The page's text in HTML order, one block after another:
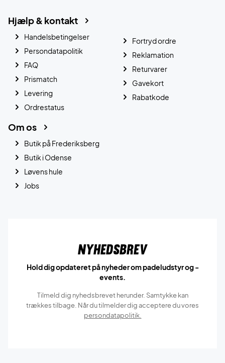
Hjælp & kontakt
Handelsbetingelser
Persondatapolitik
FAQ
Prismatch
Levering
Ordrestatus
Fortryd ordre
Reklamation
Returvarer
Gavekort
Rabatkode
Om os
Butik på Frederiksberg
Butik i Odense
Løvens hule
Jobs
Nyhedsbrev
Hold dig opdateret på nyheder om padeludstyr og -
events.
Tilmeld dig nyhedsbrevet herunder. Samtykke kan
trækkes tilbage. Når du tilmelder dig acceptere du vores
persondatapolitik.